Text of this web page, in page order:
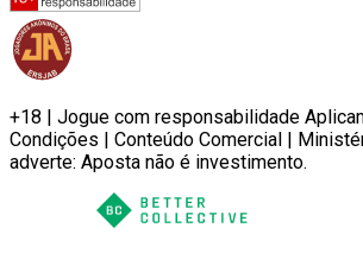
+18 | Jogue com responsabilidade
Condições | Conteúdo Comercial |
adverte: Aposta não é investimento.